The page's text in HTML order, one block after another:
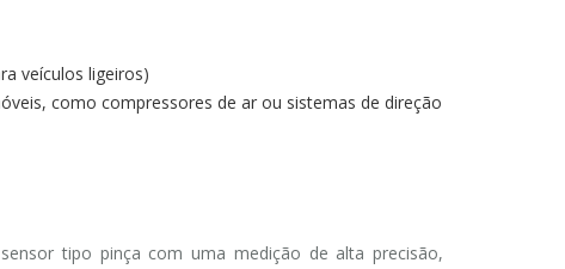
veículos ligeiros)
como compressores de ar ou sistemas de direção
tipo pinça com uma medição de alta precisão,